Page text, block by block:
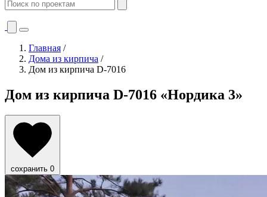
Главная /
Дома из кирпича /
Дом из кирпича D-7016
Дом из кирпича D-7016 «Нордика 3»
сохранить 0